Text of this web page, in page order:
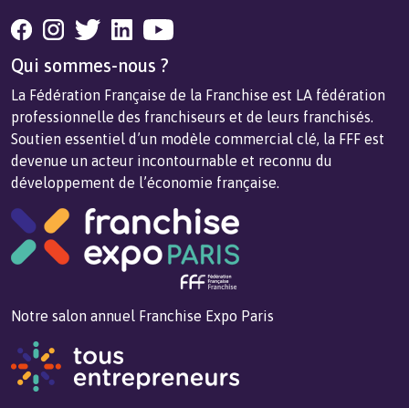
Qui sommes-nous ?
La Fédération Française de la Franchise est LA fédération
professionnelle des franchiseurs et de leurs franchisés.
Soutien essentiel d’un modèle commercial clé, la FFF est
devenue un acteur incontournable et reconnu du
développement de l’économie française.
Notre salon annuel Franchise Expo Paris